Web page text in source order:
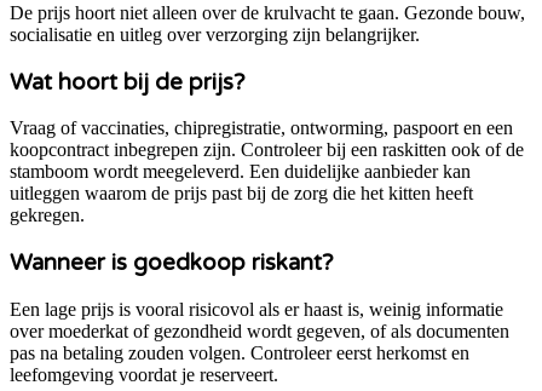
De prijs hoort niet alleen over de krulvacht te gaan. Gezonde bouw,
socialisatie en uitleg over verzorging zijn belangrijker.
Wat hoort bij de prijs?
Vraag of vaccinaties, chipregistratie, ontworming, paspoort en een
koopcontract inbegrepen zijn. Controleer bij een raskitten ook of de
stamboom wordt meegeleverd. Een duidelijke aanbieder kan
uitleggen waarom de prijs past bij de zorg die het kitten heeft
gekregen.
Wanneer is goedkoop riskant?
Een lage prijs is vooral risicovol als er haast is, weinig informatie
over moederkat of gezondheid wordt gegeven, of als documenten
pas na betaling zouden volgen. Controleer eerst herkomst en
leefomgeving voordat je reserveert.